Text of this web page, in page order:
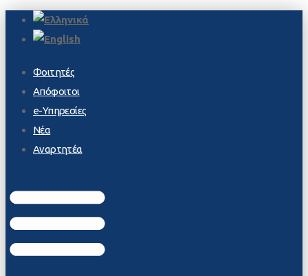
Φοιτητές
Απόφοιτοι
e-Υπηρεσίες
Νέα
Αναρτητέα